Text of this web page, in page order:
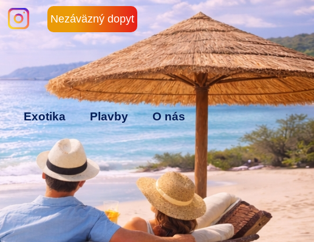
Nezáväzný dopyt
Exotika Plavby O nás